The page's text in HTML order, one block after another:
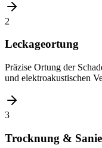
2
Leckageortung
Präzise Ortung der
und elektroakustischen
3
Trocknung &